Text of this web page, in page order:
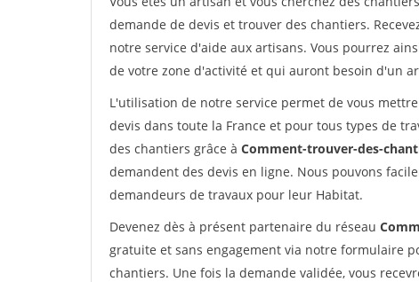
demande de devis et trouver des chantiers.
notre service d'aide aux artisans. Vous pourrez
de votre zone d'activité et qui auront besoin d'un
L'utilisation de notre service permet de vous
devis dans toute la France et pour tous types de
des chantiers grâce à Comment-trouver-des-
demandent des devis en ligne. Nous pouvons
demandeurs de travaux pour leur Habitat.
Devenez dès à présent partenaire du réseau
gratuite et sans engagement via notre formulaire
chantiers. Une fois la demande validée, vous